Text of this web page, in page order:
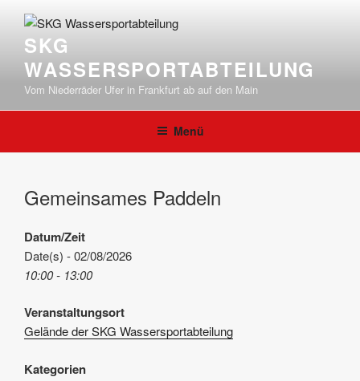
Inhalt
springenSKG
WASSERSPORTABTEILUNG
Vom Niederräder Ufer in Frankfurt ab auf den Main
Menü
Gemeinsames Paddeln
Datum/Zeit
Date(s) - 02/08/2026
10:00 - 13:00
Veranstaltungsort
Gelände der SKG Wassersportabteilung
Kategorien